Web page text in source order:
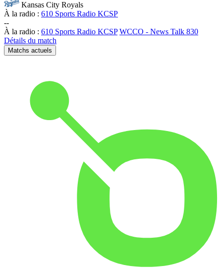
Kansas City Royals
À la radio : 610 Sports Radio KCSP
--
À la radio : 610 Sports Radio KCSP WCCO - News Talk 830
Détails du match
Matchs actuels